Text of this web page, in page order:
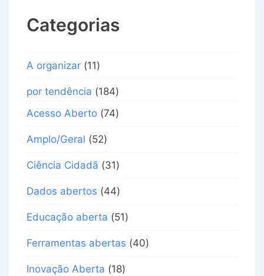
Categorias
A organizar (11)
por tendência (184)
Acesso Aberto (74)
Amplo/Geral (52)
Ciência Cidadã (31)
Dados abertos (44)
Educação aberta (51)
Ferramentas abertas (40)
Inovação Aberta (18)